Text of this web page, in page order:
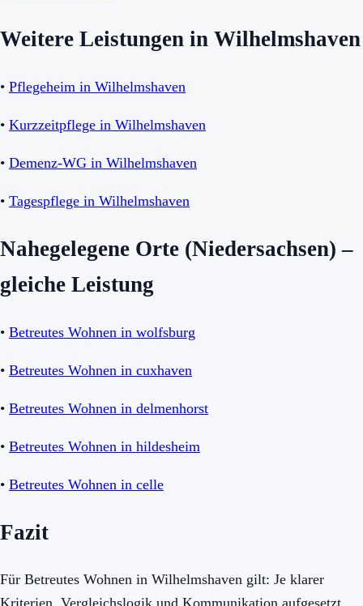
Weitere Leistungen in Wilhelmshaven
• Pflegeheim in Wilhelmshaven
• Kurzzeitpflege in Wilhelmshaven
• Demenz-WG in Wilhelmshaven
• Tagespflege in Wilhelmshaven
Nahegelegene Orte (Niedersachsen) –
gleiche Leistung
• Betreutes Wohnen in wolfsburg
• Betreutes Wohnen in cuxhaven
• Betreutes Wohnen in delmenhorst
• Betreutes Wohnen in hildesheim
• Betreutes Wohnen in celle
Fazit
Für Betreutes Wohnen in Wilhelmshaven gilt: Je klarer